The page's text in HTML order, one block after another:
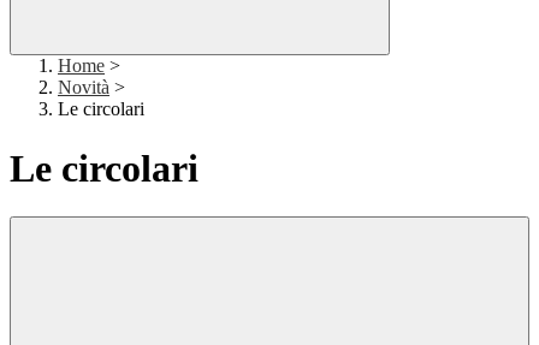
Home >
Novità >
Le circolari
Le circolari